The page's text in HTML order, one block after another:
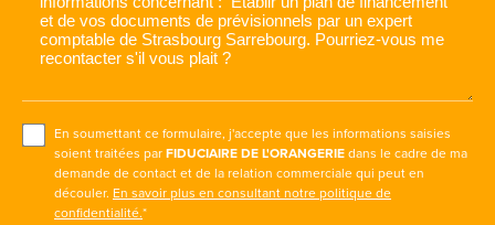
En soumettant ce formulaire, j'accepte que les informations saisies
soient traitées parFIDUCIAIRE DE L'ORANGERIEdans le cadre de ma
demande de contact et de la relation commerciale qui peut en
découler. En savoir plus en consultant notre politique de
confidentialité.*